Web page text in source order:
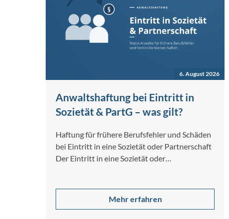
6. August 2026
Anwaltshaftung bei Eintritt in
Sozietät & PartG – was gilt?
Haftung für frühere Berufsfehler und Schäden
bei Eintritt in eine Sozietät oder Partnerschaft
Der Eintritt in eine Sozietät oder
Mehr erfahren